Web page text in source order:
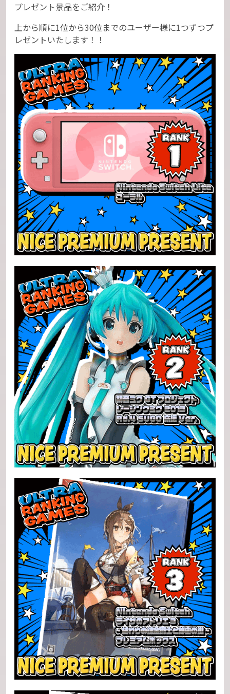
プレゼント景品をご紹介！
上から順に1位から30位までのユーザー様に1つずつプ
レゼントいたします！！